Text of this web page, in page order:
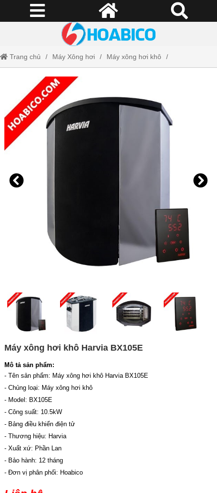
Trang chủ Máy Xông hơi Máy xông hơi khô
Máy xông hơi khô Harvia BX105E
Máy xông hơi khô Harvia BX105E
Mô tả sản phẩm:
- Tên sản phẩm: Máy xông hơi khô Harvia BX105E
- Chủng loại: Máy xông hơi khô
- Model: BX105E
- Công suất: 10.5kW
- Bảng điều khiển điện tử
- Thương hiệu: Harvia
- Xuất xứ: Phần Lan
- Bảo hành: 12 tháng
- Đơn vị phân phối: Hoabico